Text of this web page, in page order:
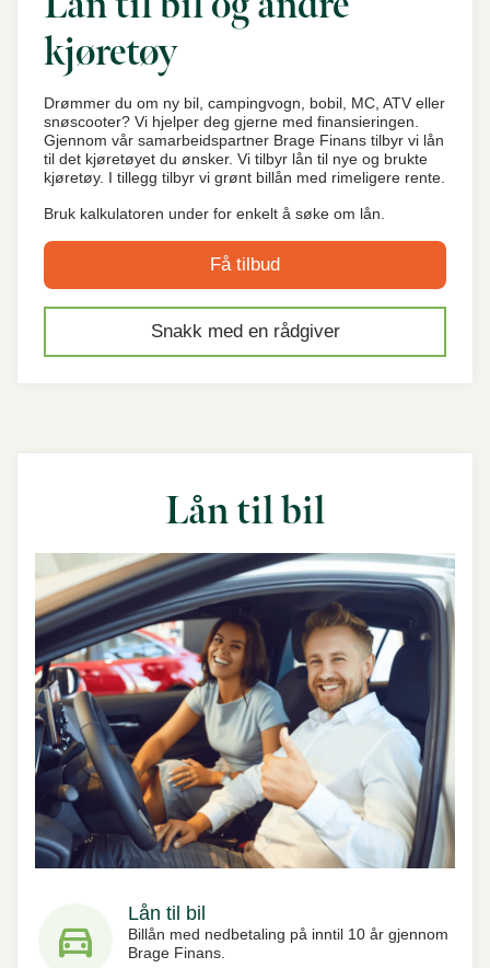
kjøretøy
Drømmer du om ny bil, campingvogn, bobil, MC, ATV eller
snøscooter? Vi hjelper deg gjerne med finansieringen.
Gjennom vår samarbeidspartner Brage Finans tilbyr vi lån
til det kjøretøyet du ønsker. Vi tilbyr lån til nye og brukte
kjøretøy. I tillegg tilbyr vi grønt billån med rimeligere rente.
Bruk kalkulatoren under for enkelt å søke om lån.
Snakk med en rådgiver
Få tilbud
Lån til bil
directions_car
Lån til bil
Billån med nedbetaling på inntil 10 år gjennom
Brage Finans.